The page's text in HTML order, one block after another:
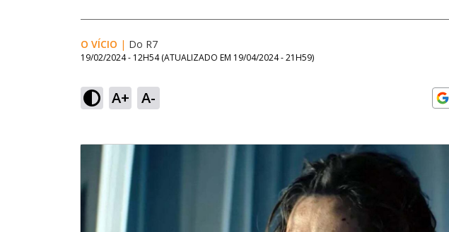
O VÍCIO | Do R7
19/02/2024 - 12H54 (ATUALIZADO EM 19/04/2024 - 21H59)
A+ A-